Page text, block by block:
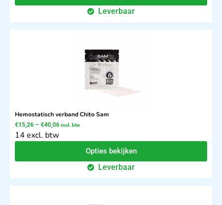
Leverbaar
Hemostatisch verband Chito Sam
€15,26 – €40,06 incl. btw
14 excl. btw
Opties bekijken
Leverbaar